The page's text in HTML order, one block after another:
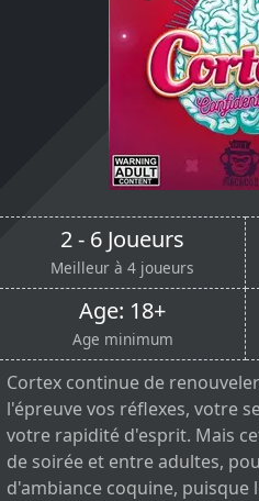
2 - 6 Joueurs
Meilleur à 4 joueurs
Age: 18+
Age minimum
Cortex continue de
l'épreuve vos réflexes, votre
votre rapidité d'esprit. Mais
de soirée et entre adultes,
d'ambiance coquine, puisque